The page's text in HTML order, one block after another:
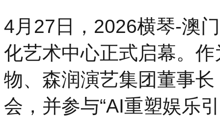
4月27日，2026横琴-澳
化艺术中心正式启幕。
物、森润演艺集团董事
会，并参与“AI重塑娱乐